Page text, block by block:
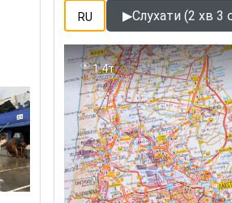
RU ▶Слухати (2 хв 3
1.4т